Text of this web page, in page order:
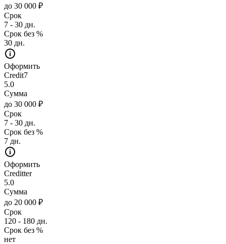
до 30 000 ₽
Срок
7 - 30 дн.
Срок без %
30 дн.
Оформить
Credit7
5.0
Сумма
до 30 000 ₽
Срок
7 - 30 дн.
Срок без %
7 дн.
Оформить
Creditter
5.0
Сумма
до 20 000 ₽
Срок
120 - 180 дн.
Срок без %
нет